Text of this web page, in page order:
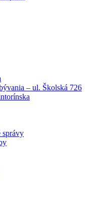
– ul. Školská 726
správy